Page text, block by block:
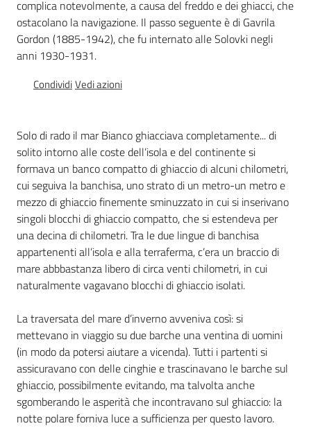
memoria
Assemblea
legislativa
Attività
Argomenti
Per i media
complica notevolmente, a causa del freddo e dei ghiacci, che
ostacolano la navigazione. Il passo seguente è di Gavrila
Gordon (1885-1942), che fu internato alle Solovki negli
anni 1930-1931.
CondividiVedi azioni
Solo di rado il mar Bianco ghiacciava completamente... di
solito intorno alle coste dell’isola e del continente si
formava un banco compatto di ghiaccio di alcuni chilometri,
cui seguiva la banchisa, uno strato di un metro-un metro e
mezzo di ghiaccio finemente sminuzzato in cui si inserivano
singoli blocchi di ghiaccio compatto, che si estendeva per
una decina di chilometri. Tra le due lingue di banchisa
appartenenti all’isola e alla terraferma, c’era un braccio di
mare abbbastanza libero di circa venti chilometri, in cui
naturalmente vagavano blocchi di ghiaccio isolati.
La traversata del mare d’inverno avveniva così: si
mettevano in viaggio su due barche una ventina di uomini
(in modo da potersi aiutare a vicenda). Tutti i partenti si
assicuravano con delle cinghie e trascinavano le barche sul
ghiaccio, possibilmente evitando, ma talvolta anche
sgomberando le asperità che incontravano sul ghiaccio: la
notte polare forniva luce a sufficienza per questo lavoro.